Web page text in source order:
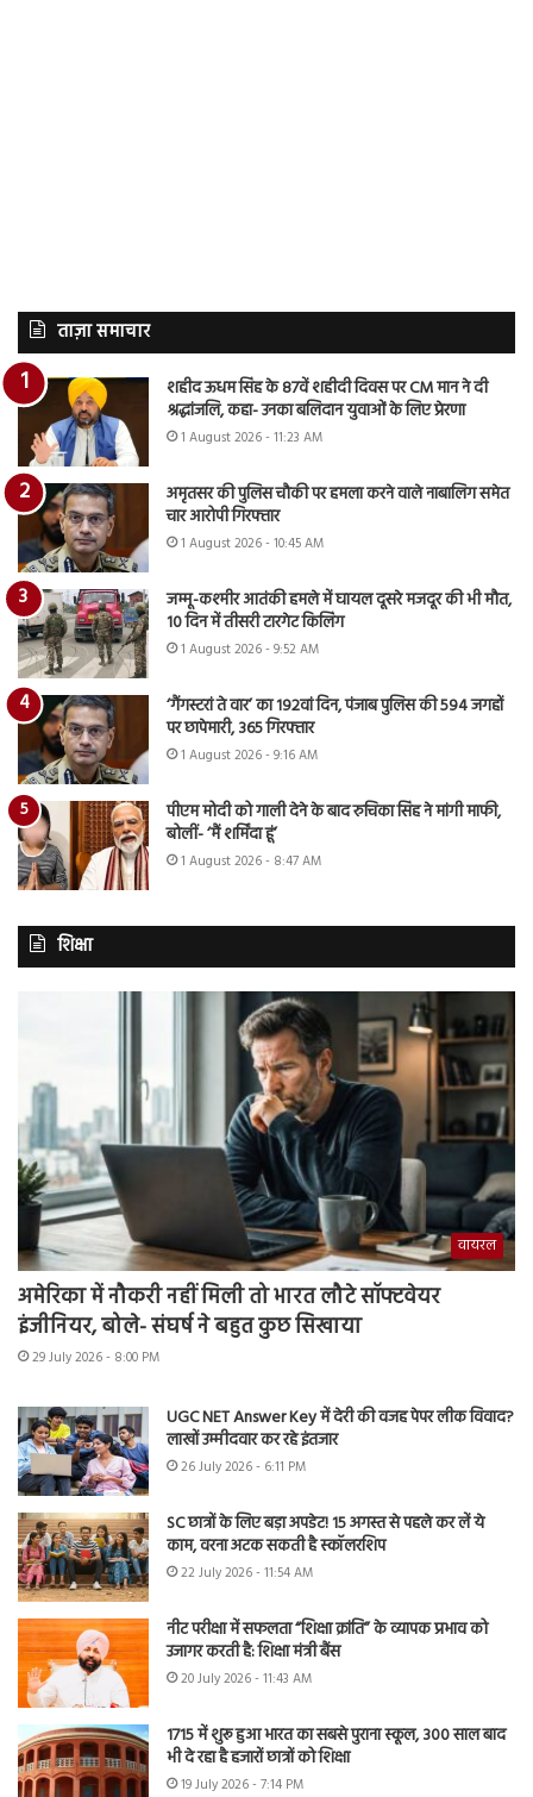
ताज़ा समाचार
शहीद ऊधम सिंह के 87वें शहीदी दिवस पर CM मान ने दी
श्रद्धांजलि, कहा- उनका बलिदान युवाओं के लिए प्रेरणा
1 August 2026 - 11:23 AM
अमृतसर की पुलिस चौकी पर हमला करने वाले नाबालिग समेत
चार आरोपी गिरफ्तार
1 August 2026 - 10:45 AM
जम्मू-कश्मीर आतंकी हमले में घायल दूसरे मजदूर की भी मौत,
10 दिन में तीसरी टारगेट किलिंग
1 August 2026 - 9:52 AM
‘गैंगस्टरां ते वार’ का 192वां दिन, पंजाब पुलिस की 594 जगहों
पर छापेमारी, 365 गिरफ्तार
1 August 2026 - 9:16 AM
पीएम मोदी को गाली देने के बाद रुचिका सिंह ने मांगी माफी,
बोलीं- ‘मैं शर्मिंदा हूं’
1 August 2026 - 8:47 AM
शिक्षा
वायरल
अमेरिका में नौकरी नहीं मिली तो भारत लौटे सॉफ्टवेयर
इंजीनियर, बोले- संघर्ष ने बहुत कुछ सिखाया
29 July 2026 - 8:00 PM
UGC NET Answer Key में देरी की वजह पेपर लीक विवाद?
लाखों उम्मीदवार कर रहे इंतजार
26 July 2026 - 6:11 PM
SC छात्रों के लिए बड़ा अपडेट! 15 अगस्त से पहले कर लें ये
काम, वरना अटक सकती है स्कॉलरशिप
22 July 2026 - 11:54 AM
नीट परीक्षा में सफलता “शिक्षा क्रांति” के व्यापक प्रभाव को
उजागर करती है: शिक्षा मंत्री बैंस
20 July 2026 - 11:43 AM
1715 में शुरू हुआ भारत का सबसे पुराना स्कूल, 300 साल बाद
भी दे रहा है हजारों छात्रों को शिक्षा
19 July 2026 - 7:14 PM